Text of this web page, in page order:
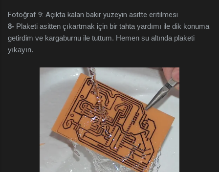
Fotoğraf 9: Açıkta kalan bakır yüzeyin asitte eritilmesi
8- Plaketi asitten çıkartmak için bir tahta yardımı ile dik konuma
getirdim ve kargaburnu ile tuttum. Hemen su altında plaketi
yıkayın.